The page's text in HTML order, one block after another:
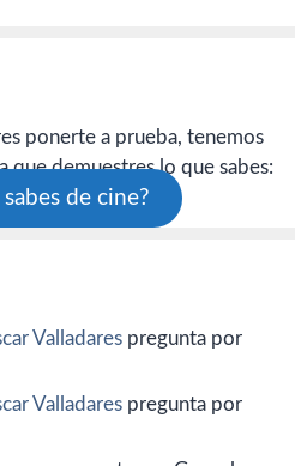
ponerte a prueba, tenemos
que demuestres lo que sabes:
de cine?
Valladares pregunta por
Valladares pregunta por